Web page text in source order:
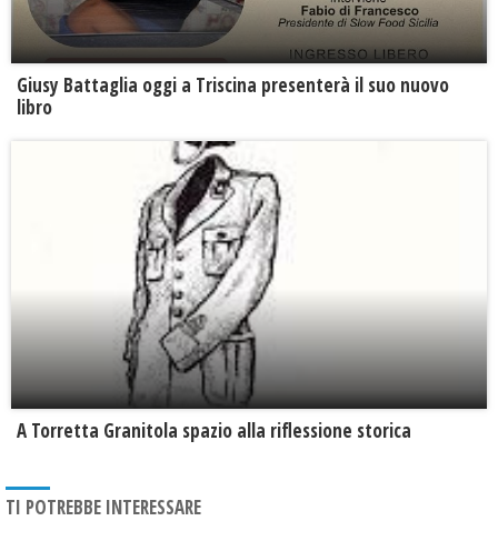
Giusy Battaglia oggi a Triscina presenterà il suo nuovo
libro
​A Torretta Granitola spazio alla riflessione storica
TI POTREBBE INTERESSARE